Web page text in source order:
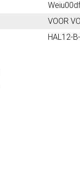
VOOR
HAL12-